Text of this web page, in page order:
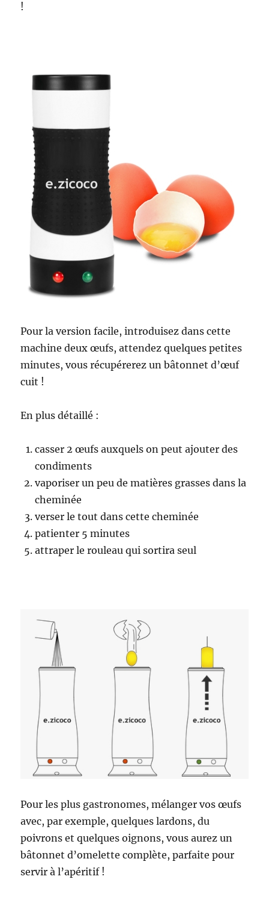
!
Pour la version facile, introduisez dans cette
machine deux œufs, attendez quelques petites
minutes, vous récupérerez un bâtonnet d’œuf
cuit !
En plus détaillé :
casser 2 œufs auxquels on peut ajouter des
condiments
vaporiser un peu de matières grasses dans la
cheminée
verser le tout dans cette cheminée
patienter 5 minutes
attraper le rouleau qui sortira seul
Pour les plus gastronomes, mélanger vos œufs
avec, par exemple, quelques lardons, du
poivrons et quelques oignons, vous aurez un
bâtonnet d’omelette complète, parfaite pour
servir à l’apéritif !